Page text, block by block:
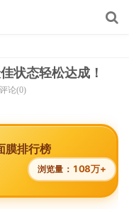
状态轻松达成！
评论(0)
膜排行榜
浏览量： 108万+